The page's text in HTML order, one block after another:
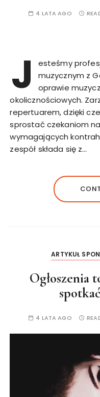
4 LATA AGO
J
esteśmy
muzycznym z
oprawie
okolicznościowych.
repertuarem, dzięki
sprostać czekaniom
wymagających
zespół składa się z…
ARTYKUŁ
Ogłoszenia
4 LATA AGO